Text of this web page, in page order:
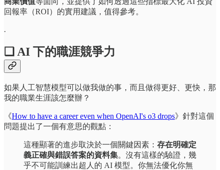
回報率（ROI）的實用建議，值得參考。
.
❏ AI 下的職涯競爭力
如果人工智慧模型可以做我做的事，而且做得更好、更快，那
我的職業生涯該怎麼辦？
《How to have a career even when OpenAI's o3 drops》針對這個
問題提出了一個有意思的觀點：
這種顯著的進步取決於一個關鍵因素： 存在明確定
義正確與錯誤答案的資料集。沒有這樣的驗證，幾
乎不可能訓練出超人的 AI 模型。你無法優化你無